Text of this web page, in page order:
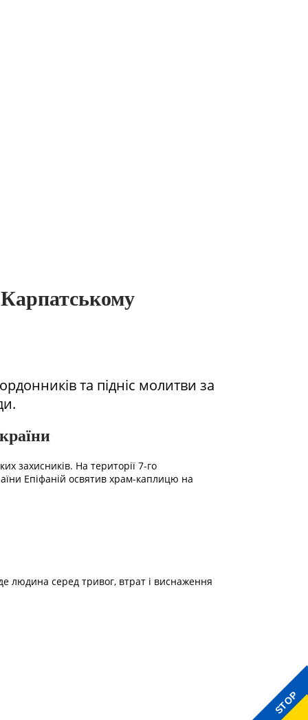
STOP
та підніс молитви за
захисників. На території 7-го
Епіфаній освятив храм-каплицю на
людина серед тривог, втрат і виснаження